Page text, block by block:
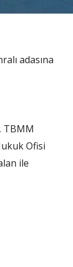
adasına
TBMM
Ofisi
ile